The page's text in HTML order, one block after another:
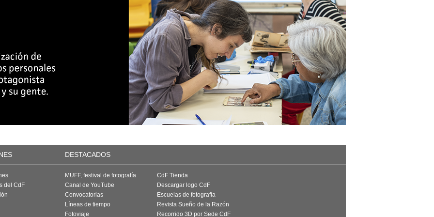
DESTACADOS
del CdF
MUFF, festival de fotografía
Canal de YouTube
Convocatorias
Líneas de tiempo
Fotoviaje
CdF Tienda
Descargar logo CdF
Escuelas de fotografía
Revista Sueño de la Razón
Recorrido 3D por Sede CdF